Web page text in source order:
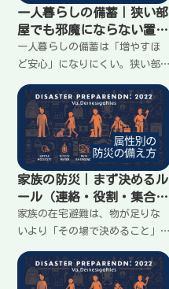
一人暮らしの備蓄｜狭い部
屋でも邪魔にならない置き
方と最低限の考え方
一人暮らしの備蓄は「増やすほ
ど安心」になりにくい。狭い部
え、停電の夜はつまずきやす
い。量より置き方を優先し、
水・トイレ・明かりを分散し
て、すぐ使える定位置を作る方
法を整理します。
家族の防災｜まず決めるル
ール（連絡・役割・集合）
で揉めない
家族の在宅避難は、物が足りな
いより「その場で決めること」
出し方、役割、集合場所、スマ
ホと電池、トイレの切り替えだ